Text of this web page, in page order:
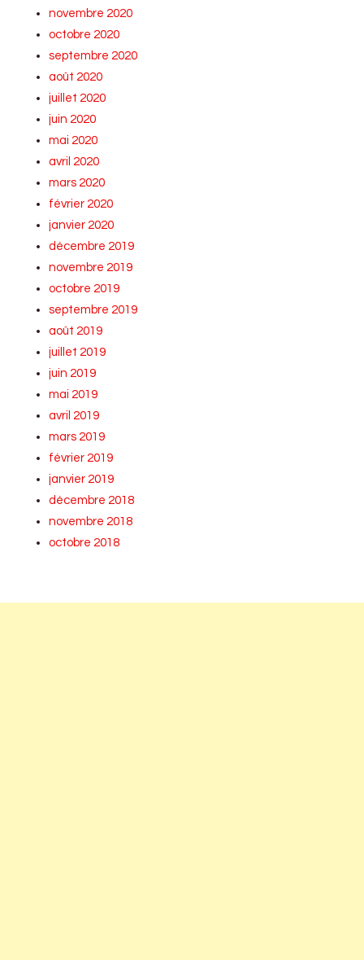
novembre 2020
octobre 2020
septembre 2020
août 2020
juillet 2020
juin 2020
mai 2020
avril 2020
mars 2020
février 2020
janvier 2020
décembre 2019
novembre 2019
octobre 2019
septembre 2019
août 2019
juillet 2019
juin 2019
mai 2019
avril 2019
mars 2019
février 2019
janvier 2019
décembre 2018
novembre 2018
octobre 2018